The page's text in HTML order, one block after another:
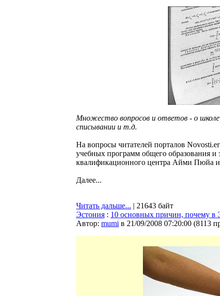
Множество вопросов и ответов - о школе,
списывании и т.д.
На вопросы читателей порталов
учебных программ общего образования и
квалификационного центра Айми Пюйа
Далее...
Читать дальше... | 21643 байт
Эстония : 10 основных причин, почему в
Автор: mumi в 21/09/2008 07:20:00 (8113